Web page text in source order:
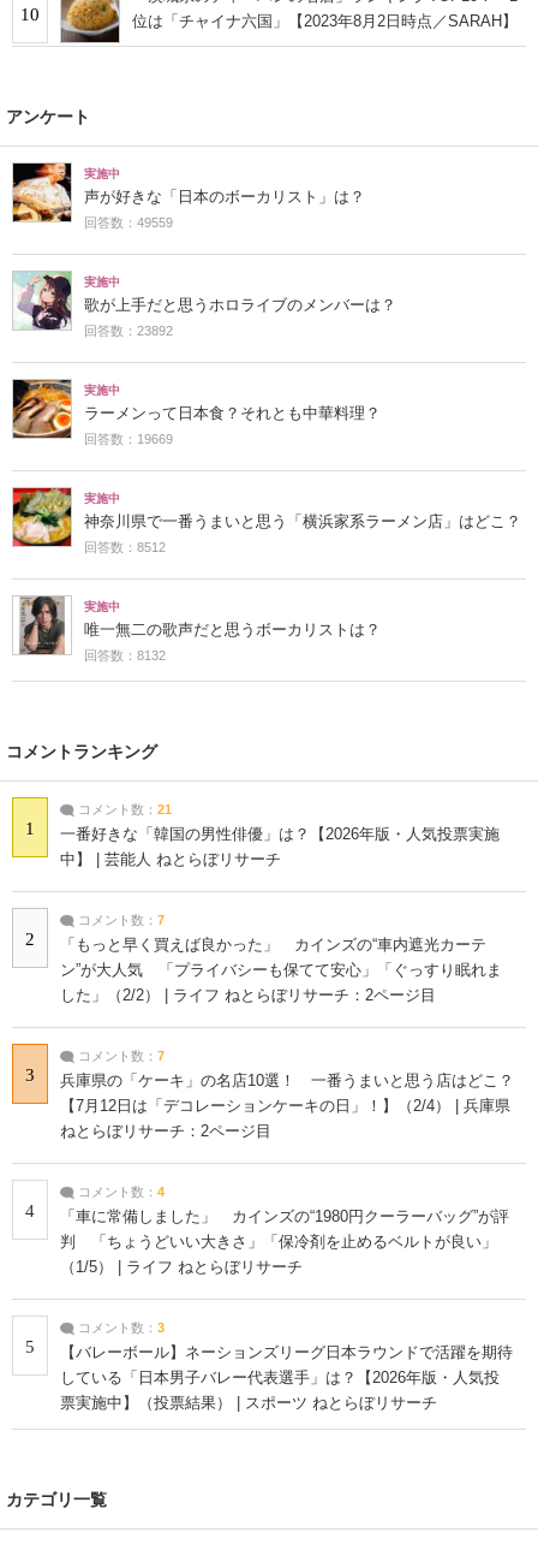
10
位は「チャイナ六国」【2023年8月2日時点／SARAH】
アンケート
実施中
声が好きな「日本のボーカリスト」は？
回答数：49559
実施中
歌が上手だと思うホロライブのメンバーは？
回答数：23892
実施中
ラーメンって日本食？それとも中華料理？
回答数：19669
実施中
神奈川県で一番うまいと思う「横浜家系ラーメン店」はどこ？
回答数：8512
実施中
唯一無二の歌声だと思うボーカリストは？
回答数：8132
コメントランキング
1
コメント数： 21
一番好きな「韓国の男性俳優」は？【2026年版・人気投票実施
中】 | 芸能人 ねとらぼリサーチ
2
コメント数： 7
「もっと早く買えば良かった」 カインズの“車内遮光カーテ
ン”が大人気 「プライバシーも保てて安心」「ぐっすり眠れま
した」（2/2） | ライフ ねとらぼリサーチ：2ページ目
3
コメント数： 7
兵庫県の「ケーキ」の名店10選！ 一番うまいと思う店はどこ？
【7月12日は「デコレーションケーキの日」！】（2/4） | 兵庫県
ねとらぼリサーチ：2ページ目
4
コメント数： 4
「車に常備しました」 カインズの“1980円クーラーバッグ”が評
判 「ちょうどいい大きさ」「保冷剤を止めるベルトが良い」
（1/5） | ライフ ねとらぼリサーチ
5
コメント数： 3
【バレーボール】ネーションズリーグ日本ラウンドで活躍を期待
している「日本男子バレー代表選手」は？【2026年版・人気投
票実施中】（投票結果） | スポーツ ねとらぼリサーチ
カテゴリ一覧